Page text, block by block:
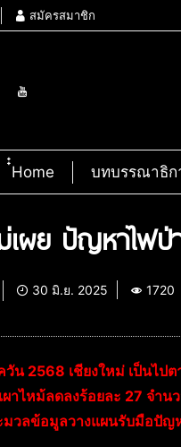
สมัครสมาชิก
๋๋Home บทบรรณาธิก
ม่เผย ปัญหาไฟ
30 มิ.ย. 2025 1720
น 2568 เชียงใหม่ เป็นไป
าไหม้ลดลงร้อยละ 27 จำน
มวลข้อมูลวางแผนรับมือปั